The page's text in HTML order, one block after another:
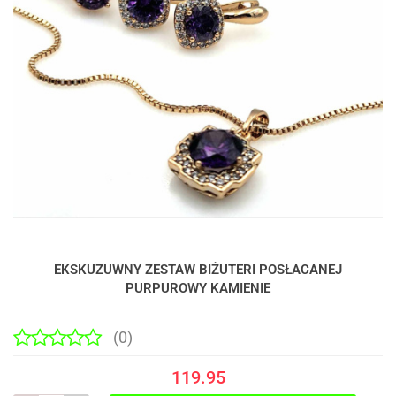
EKSKUZUWNY ZESTAW BIŻUTERI POSŁACANEJ
PURPUROWY KAMIENIE
(0)
119.95